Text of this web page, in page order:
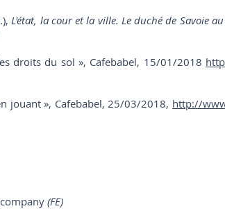
L'état, la cour et la ville. Le duché de Savoie
droits du sol », Cafebabel, 15/01/2018
jouant », Cafebabel, 25/03/2018, http://
(FE)